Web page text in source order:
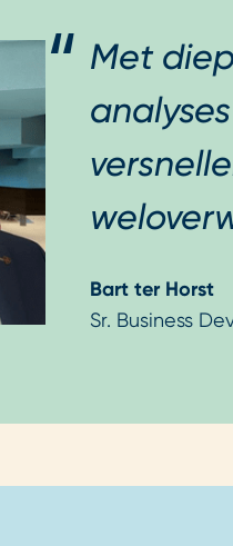
Met
Bart ter Horst
Sr. Business